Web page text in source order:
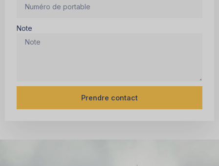
Note
Prendre contact